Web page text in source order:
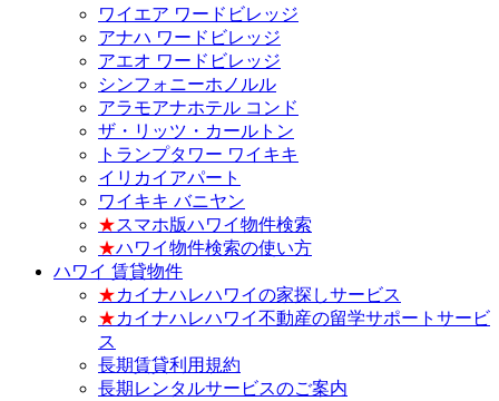
ワイエア ワードビレッジ
アナハ ワードビレッジ
アエオ ワードビレッジ
シンフォニーホノルル
アラモアナホテル コンド
ザ・リッツ・カールトン
トランプタワー ワイキキ
イリカイアパート
ワイキキ バニヤン
★スマホ版ハワイ物件検索
★ハワイ物件検索の使い方
ハワイ 賃貸物件
★カイナハレハワイの家探しサービス
★カイナハレハワイ不動産の留学サポートサービ
ス
長期賃貸利用規約
長期レンタルサービスのご案内